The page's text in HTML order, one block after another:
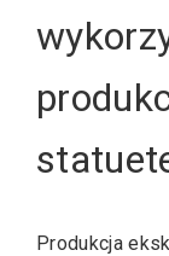
Produkcja